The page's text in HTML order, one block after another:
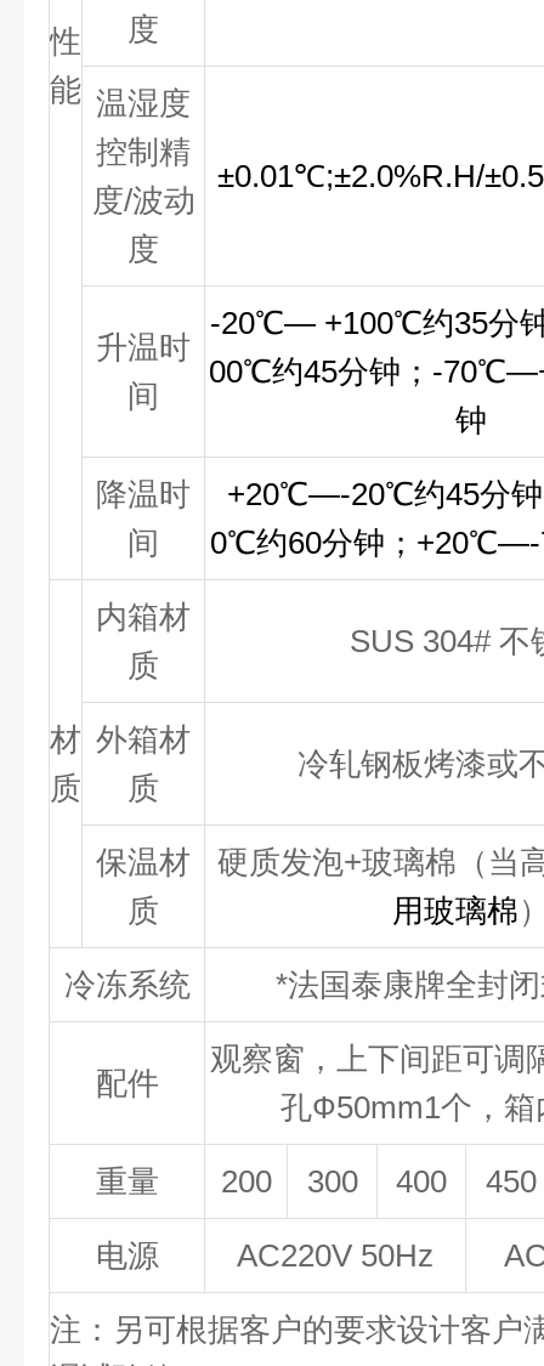
性
能
度
温湿度
控制精
度/波动
度
±0.01℃;±2.0%R.H/±
升温时
间
-20℃— +100℃约35分
00℃约45分钟； -
钟
降温时
间
+20℃—-20℃约45分
0℃约60分钟；+20℃—
材
质
内箱材
质
SUS 304# 不
外箱材
质
冷轧钢板烤漆或
保温材
质
硬质发泡+玻璃棉（当
用玻璃棉
冷冻系统 *法国泰康牌全封
配件
观察窗，上下间距可调
孔Ф50mm1个，箱
重量 200 300 400 450
电源 AC220V 50Hz
注：另可根据客户的要求设计客户